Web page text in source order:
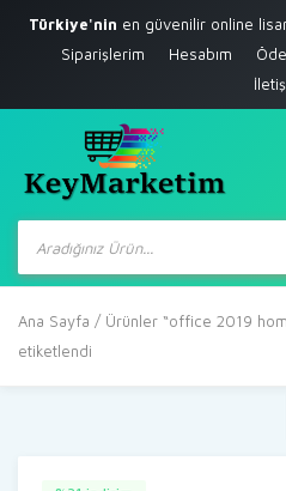
Türkiye'nin en güvenilir online
Siparişlerim
Hesabım
Products
search
Ana Sayfa / Ürünler “office 2019
etiketlendi